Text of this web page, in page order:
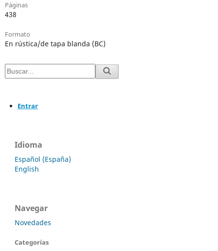
Páginas
438
Formato
En rústica/de tapa blanda (BC)
Entrar
Idioma
Español (España)
English
Navegar
Novedades
Categorías